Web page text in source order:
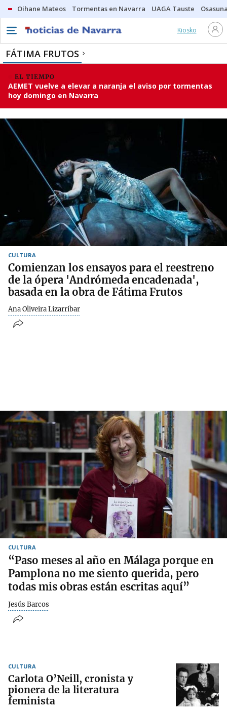
Oihane Mateos Tormentas en Navarra UAGA Tauste
Kiosko
FÁTIMA FRUTOS
EL TIEMPO
AEMET vuelve a elevar a naranja el aviso por tormentas
hoy domingo en Navarra
CULTURA
Comienzan los ensayos para el reestreno
de la ópera 'Andrómeda encadenada',
basada en la obra de Fátima Frutos
Ana Oliveira Lizarribar
CULTURA
“Paso meses al año en Málaga porque en
Pamplona no me siento querida, pero
todas mis obras están escritas aquí”
Jesús Barcos
CULTURA
Carlota O’Neill, cronista y
pionera de la literatura
feminista